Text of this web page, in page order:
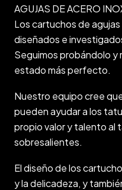
AGUJAS DE ACERO
Los cartuchos de agujas
diseñados e
Seguimos probándolo y
estado más perfecto.
Nuestro equipo cree
pueden ayudar a los
propio valor y talento al
sobresalientes.
El diseño de los
y la delicadeza, y